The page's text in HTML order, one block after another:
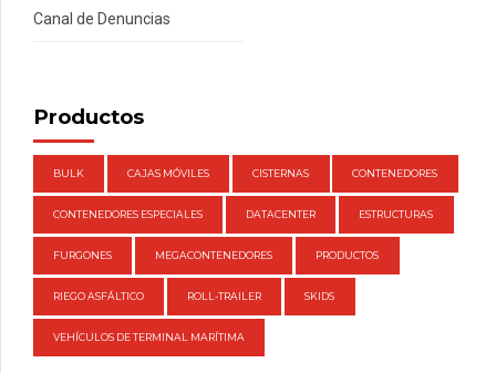
Canal de Denuncias
Productos
BULK CAJAS MÓVILES CISTERNAS CONTENEDORES
CONTENEDORES ESPECIALES DATACENTER ESTRUCTURAS
FURGONES MEGACONTENEDORES PRODUCTOS
RIEGO ASFÁLTICO ROLL-TRAILER SKIDS
VEHÍCULOS DE TERMINAL MARÍTIMA